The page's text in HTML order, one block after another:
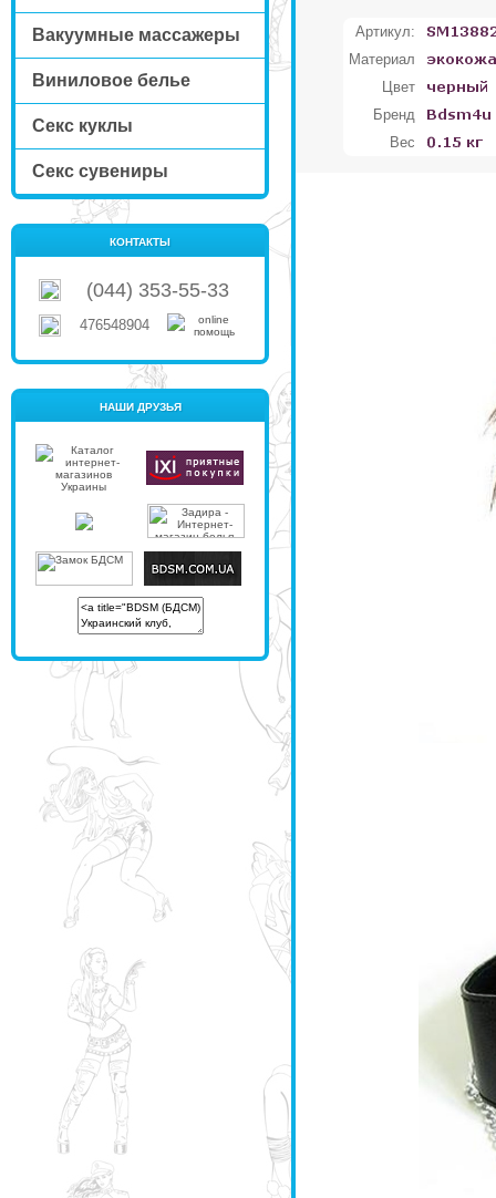
Вакуумные массажеры
Виниловое белье
Секс куклы
Секс сувениры
КОНТАКТЫ
(044) 353-55-33
476548904
НАШИ ДРУЗЬЯ
Артикул:
Материал
Цвет
Бренд
Вес